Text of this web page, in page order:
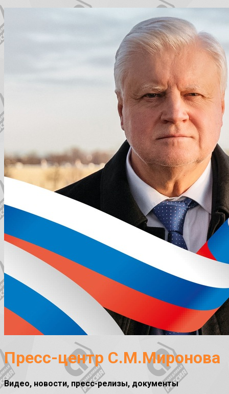
Пресс-центр С.М.Миронова
Видео, новости, пресс-релизы, документы